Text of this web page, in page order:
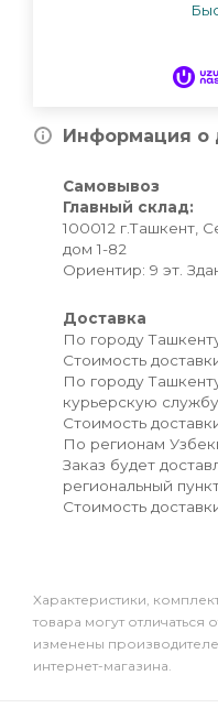
Информация о
Самовывоз
Главный склад:
100012 г.Ташкент,
дом 1-82
Ориентир: 9 эт.
Доставка
По городу
Стоимость
По городу
курьерскую
Стоимость
По регионам
Заказ будет
региональный
Стоимость
Xарактеристики,
товара могут отличаться
изменены
интернет-магазина.